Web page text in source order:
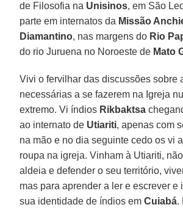
de Filosofia na Unisinos, em São
parte em internatos da Missão
Diamantino, nas margens do Rio
do rio Juruena no Noroeste de Mato
Vivi o fervilhar das discussões sobre
necessárias a se fazerem na Igreja
extremo. Vi índios Rikbaktsa
ao internato de Utiariti, apenas com
na mão e no dia seguinte cedo os vi
roupa na igreja. Vinham à Utiariti,
aldeia e defender o seu território,
mas para aprender a ler e escrever e
sua identidade de índios emCuiabá.